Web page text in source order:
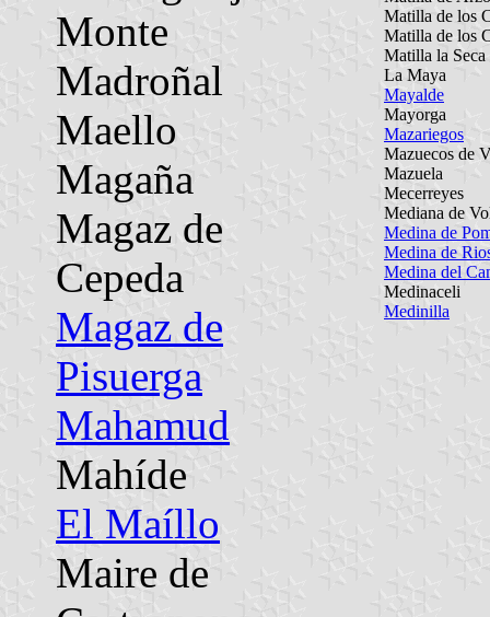
Monte
Madroñal
Maello
Magaña
Magaz de
Cepeda
Magaz de
Pisuerga
Mahamud
Mahíde
El Maíllo
Maire de
Matilla de los
Matilla de los
Matilla la Seca
La Maya
Mayalde
Mayorga
Mazariegos
Mazuecos de
Mazuela
Mecerreyes
Mediana de
Medina de
Medina de
Medina del
Medinaceli
Medinilla